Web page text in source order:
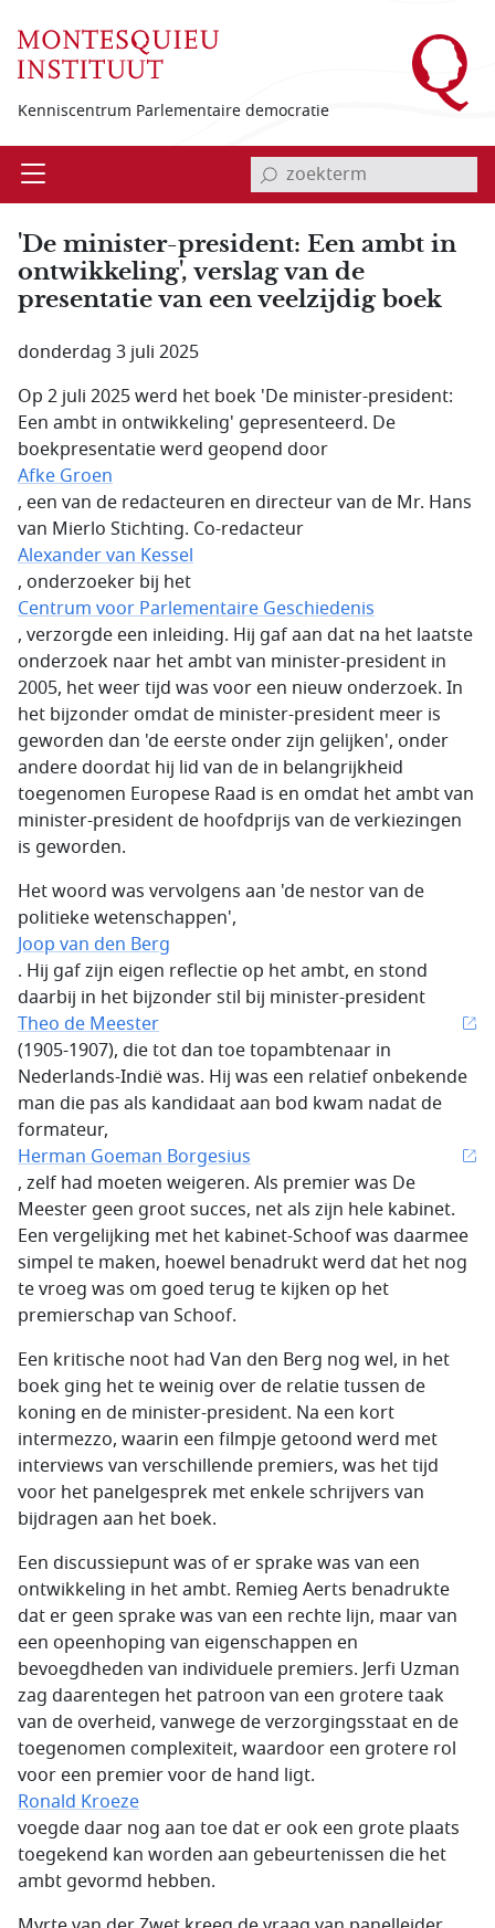
Kenniscentrum Parlementaire democratie
Open invoerveld zoekterm
'De minister-president: Een ambt in
ontwikkeling', verslag van de
presentatie van een veelzijdig boek
donderdag 3 juli 2025
Op 2 juli 2025 werd het boek 'De minister-president:
Een ambt in ontwikkeling' gepresenteerd. De
boekpresentatie werd geopend door
Afke Groen
, een van de redacteuren en directeur van de Mr. Hans
van Mierlo Stichting. Co-redacteur
Alexander van Kessel
, onderzoeker bij het
Centrum voor Parlementaire Geschiedenis
, verzorgde een inleiding. Hij gaf aan dat na het laatste
onderzoek naar het ambt van minister-president in
2005, het weer tijd was voor een nieuw onderzoek. In
het bijzonder omdat de minister-president meer is
geworden dan 'de eerste onder zijn gelijken', onder
andere doordat hij lid van de in belangrijkheid
toegenomen Europese Raad is en omdat het ambt van
minister-president de hoofdprijs van de verkiezingen
is geworden.
Het woord was vervolgens aan 'de nestor van de
politieke wetenschappen',
Joop van den Berg
. Hij gaf zijn eigen reflectie op het ambt, en stond
daarbij in het bijzonder stil bij minister-president
Theo de Meester
(1905-1907), die tot dan toe topambtenaar in
Nederlands-Indië was. Hij was een relatief onbekende
man die pas als kandidaat aan bod kwam nadat de
formateur,
Herman Goeman Borgesius
, zelf had moeten weigeren. Als premier was De
Meester geen groot succes, net als zijn hele kabinet.
Een vergelijking met het kabinet-Schoof was daarmee
simpel te maken, hoewel benadrukt werd dat het nog
te vroeg was om goed terug te kijken op het
premierschap van Schoof.
Een kritische noot had Van den Berg nog wel, in het
boek ging het te weinig over de relatie tussen de
koning en de minister-president. Na een kort
intermezzo, waarin een filmpje getoond werd met
interviews van verschillende premiers, was het tijd
voor het panelgesprek met enkele schrijvers van
bijdragen aan het boek.
Een discussiepunt was of er sprake was van een
ontwikkeling in het ambt. Remieg Aerts benadrukte
dat er geen sprake was van een rechte lijn, maar van
een opeenhoping van eigenschappen en
bevoegdheden van individuele premiers. Jerfi Uzman
zag daarentegen het patroon van een grotere taak
van de overheid, vanwege de verzorgingsstaat en de
toegenomen complexiteit, waardoor een grotere rol
voor een premier voor de hand ligt.
Ronald Kroeze
voegde daar nog aan toe dat er ook een grote plaats
toegekend kan worden aan gebeurtenissen die het
ambt gevormd hebben.